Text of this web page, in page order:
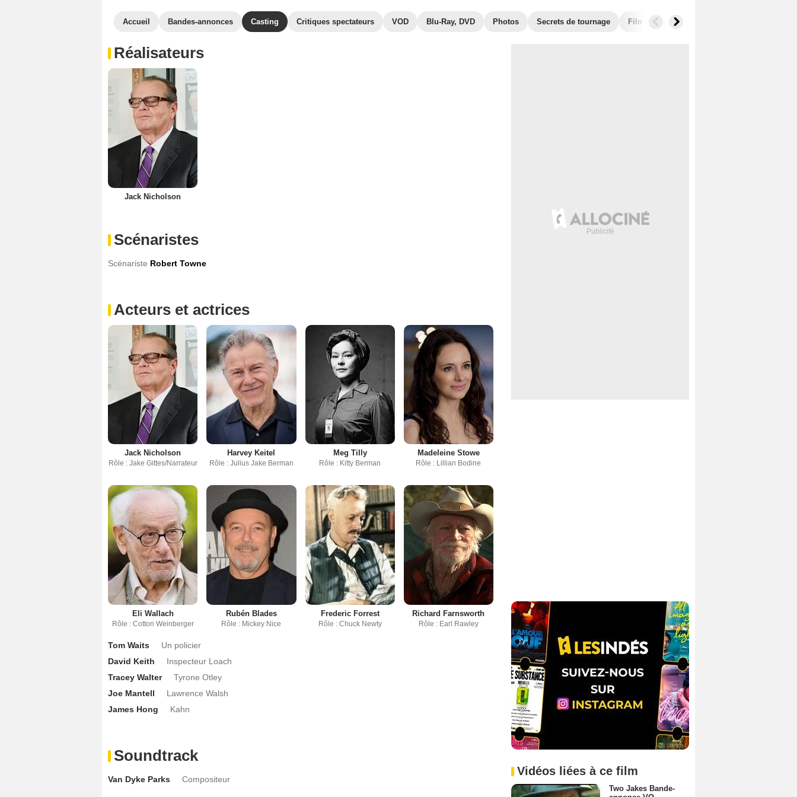
Accueil Bandes-annonces Casting Critiques spectateurs VOD Blu-Ray, DVD Photos Secrets de tournage Films similaires
Réalisateurs
Jack Nicholson
Scénaristes
Scénariste Robert Towne
Acteurs et actrices
Jack Nicholson
Rôle : Jake Gittes/Narrateur
Harvey Keitel
Rôle : Julius Jake Berman
Meg Tilly
Rôle : Kitty Berman
Madeleine Stowe
Rôle : Lillian Bodine
Eli Wallach
Rôle : Cotton Weinberger
Rubén Blades
Rôle : Mickey Nice
Frederic Forrest
Rôle : Chuck Newty
Richard Farnsworth
Rôle : Earl Rawley
Tom Waits
Un policier
David Keith
Inspecteur Loach
Tracey Walter
Tyrone Otley
Joe Mantell
Lawrence Walsh
James Hong
Kahn
Soundtrack
Van Dyke Parks Compositeur
Vidéos liées à ce film
Two Jakes Bande-